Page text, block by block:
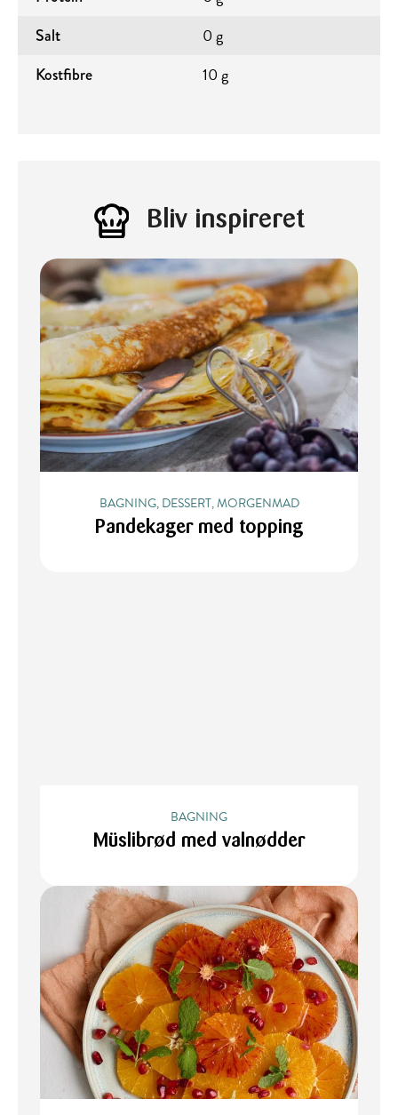
Salt 0 g
Kostfibre 10 g
Bliv inspireret
BAGNING, DESSERT, MORGENMAD
Pandekager med topping
BAGNING
Müslibrød med valnødder